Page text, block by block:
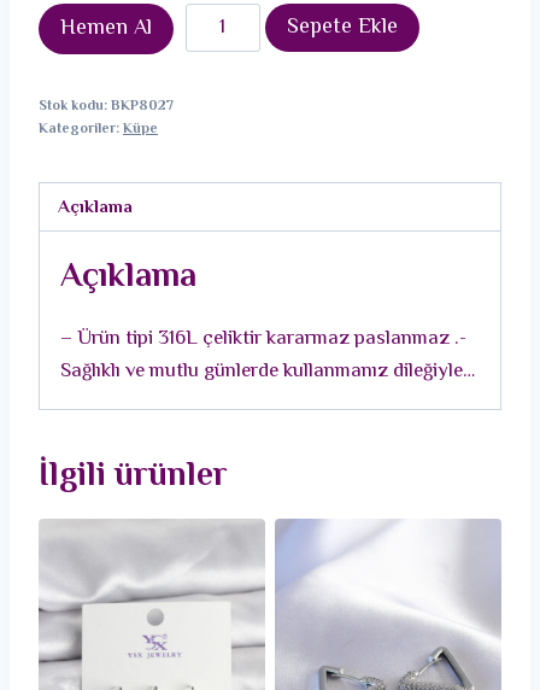
Hemen Al
316L
Çelik
Model
adet
Sepete Ekle
Stok kodu:BKP8027
Kategoriler:Küpe
Açıklama
Açıklama
– Ürün tipi 316L çeliktir kararmaz paslanmaz .-
Sağlıklı ve mutlu günlerde kullanmanız dileğiyle…
İlgili ürünler